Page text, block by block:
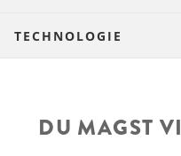
TECHNOLOGIE
DU MAGST